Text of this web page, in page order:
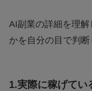
AI副業の詳細を理解
かを自分の目で判断
1.実際に稼げてい